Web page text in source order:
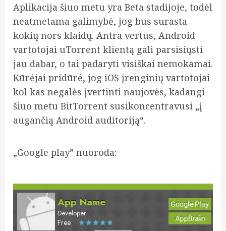
Aplikacija šiuo metu yra Beta stadijoje, todėl
neatmetama galimybė, jog bus surasta
kokių nors klaidų. Antra vertus, Android
vartotojai uTorrent klientą gali parsisiųsti
jau dabar, o tai padaryti visiškai nemokamai.
Kūrėjai pridūrė, jog iOS įrenginių vartotojai
kol kas negalės įvertinti naujovės, kadangi
šiuo metu BitTorrent susikoncentravusi „į
augančią Android auditoriją“.
„Google play” nuoroda:
App Name
Developer
Free